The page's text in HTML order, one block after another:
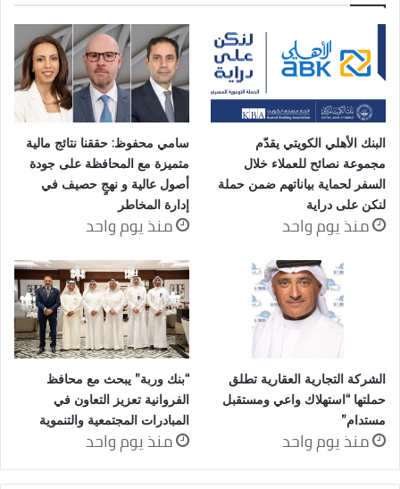
البنك الأهلي الكويتي يقدّم
مجموعة نصائح للعملاء خلال
السفر لحماية بياناتهم ضمن حملة
لنكن على دراية
منذ يوم واحد
سامي محفوظ: حققنا نتائج مالية
متميزة مع المحافظة على جودة
أصول عالية و نهجٍ حصيف في
إدارة المخاطر
منذ يوم واحد
الشركة التجارية العقارية تطلق
حملتها “استهلاك واعي ومستقبل
مستدام”
منذ يوم واحد
“بنك وربة” يبحث مع محافظ
الفروانية تعزيز التعاون في
المبادرات المجتمعية والتنموية
منذ يوم واحد